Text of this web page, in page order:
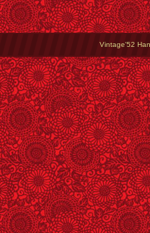
Vintage'52